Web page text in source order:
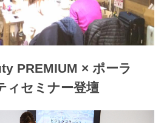
PREMIUM × ポーラ
ィセミナー登壇